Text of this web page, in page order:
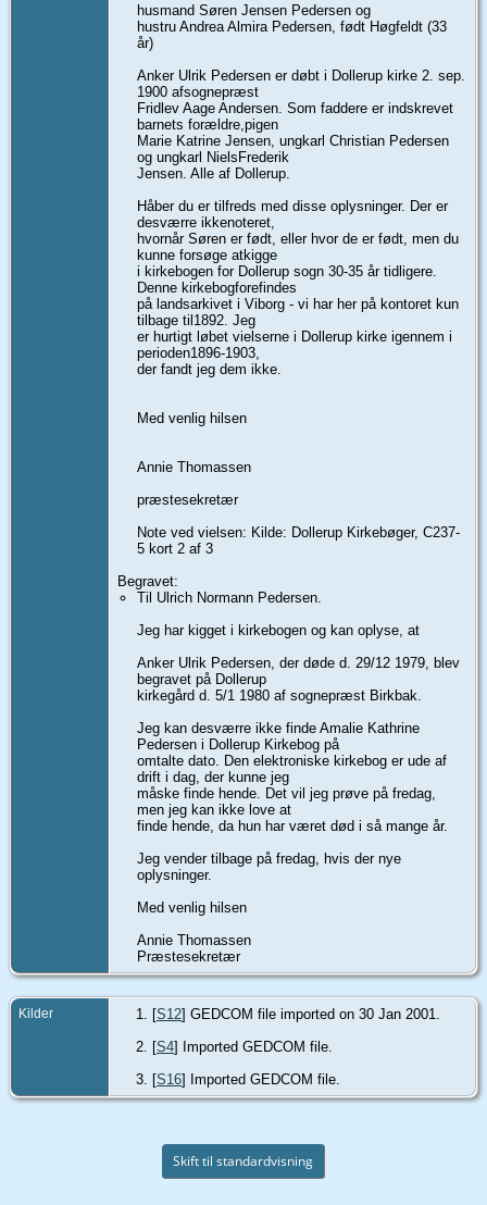
husmand Søren Jensen Pedersen og
hustru Andrea Almira Pedersen, født Høgfeldt (33
år)
Anker Ulrik Pedersen er døbt i Dollerup kirke 2. sep.
1900 afsognepræst
Fridlev Aage Andersen. Som faddere er indskrevet
barnets forældre,pigen
Marie Katrine Jensen, ungkarl Christian Pedersen
og ungkarl NielsFrederik
Jensen. Alle af Dollerup.
Håber du er tilfreds med disse oplysninger. Der er
desværre ikkenoteret,
hvornår Søren er født, eller hvor de er født, men du
kunne forsøge atkigge
i kirkebogen for Dollerup sogn 30-35 år tidligere.
Denne kirkebogforefindes
på landsarkivet i Viborg - vi har her på kontoret kun
tilbage til1892. Jeg
er hurtigt løbet vielserne i Dollerup kirke igennem i
perioden1896-1903,
der fandt jeg dem ikke.
Med venlig hilsen
Annie Thomassen
præstesekretær
Note ved vielsen: Kilde: Dollerup Kirkebøger, C237-
5 kort 2 af 3
Begravet:
Til Ulrich Normann Pedersen.
Jeg har kigget i kirkebogen og kan oplyse, at
Anker Ulrik Pedersen, der døde d. 29/12 1979, blev
begravet på Dollerup
kirkegård d. 5/1 1980 af sognepræst Birkbak.
Jeg kan desværre ikke finde Amalie Kathrine
Pedersen i Dollerup Kirkebog på
omtalte dato. Den elektroniske kirkebog er ude af
drift i dag, der kunne jeg
måske finde hende. Det vil jeg prøve på fredag,
men jeg kan ikke love at
finde hende, da hun har været død i så mange år.
Jeg vender tilbage på fredag, hvis der nye
oplysninger.
Med venlig hilsen
Annie Thomassen
Præstesekretær
Kilder [S12] GEDCOM file imported on 30 Jan 2001.
[S4] Imported GEDCOM file.
[S16] Imported GEDCOM file.
Skift til standardvisning